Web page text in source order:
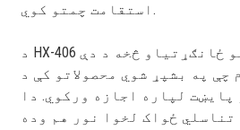
استقامت چمتو کوي.
د HX-406 ایمولشن یو له مهمو ځانګړتیاو څخه د دې
چې په بشپړ شوي محصولاتو کې د
پایښت لپاره اجازه ورکوي. دا
تناسلي ځواک لخوا نور هم وده